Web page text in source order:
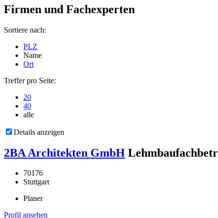
Firmen und Fachexperten
Sortiere nach:
PLZ
Name
Ort
Treffer pro Seite:
20
40
alle
Details anzeigen
2BA Architekten GmbH
70176
Stuttgart
Planer
Profil ansehen